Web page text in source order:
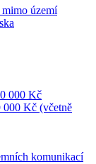
území
000 Kč
000 Kč (včetně
komunikací